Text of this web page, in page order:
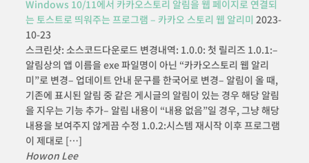
Windows 10/11에서 카카오스토리 알림을 웹 페이지로 연결되
는 토스트로 띄워주는 프로그램 – 카카오 스토리 웹 알리미 2023-
10-23
스크린샷: 소스코드다운로드 변경내역: 1.0.0: 첫 릴리즈 1.0.1:–
알림상의 앱 이름을 exe 파일명이 아닌 “카카오스토리 웹 알리
미”로 변경– 업데이트 안내 문구를 한국어로 변경– 알림이 올 때,
기존에 표시된 알림 중 같은 게시글의 알림이 있는 경우 해당 알림
을 지우는 기능 추가– 알림 내용이 “내용 없음”일 경우, 그냥 해당
내용을 보여주지 않게끔 수정 1.0.2:시스템 재시작 이후 프로그램
이 제대로 […]
Howon Lee